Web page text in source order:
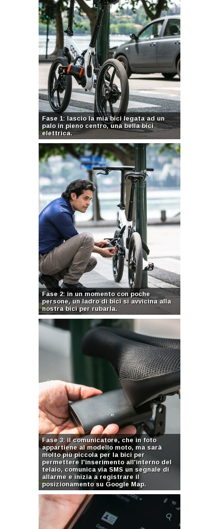
Fase 1: lascio la mia bici legata ad un
palo in pieno centro, una bella bici
elettrica.
Fase 2: in un momento con poche
persone, un ladro di bici si avvicina alla
nostra bici per rubarla.
Fase 3: il comunicatore, che in foto
appartiene al modello moto, ma sarà
molto più piccola per la bici per
permettere l'inserimento all'interno del
telaio, comunica via SMS un segnale di
allarme e inizia a registrare il
posizionamento su Google Map.